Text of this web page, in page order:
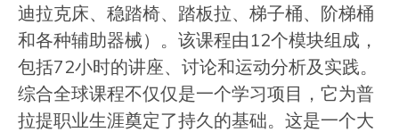
迪拉克床、稳踏椅、踏板拉、梯子桶、阶梯桶
和各种辅助器械）。该课程由12个模块组成，
包括72小时的讲座、讨论和运动分析及实践。
综合全球课程不仅仅是一个学习项目，它为普
拉提职业生涯奠定了持久的基础。这是一个大